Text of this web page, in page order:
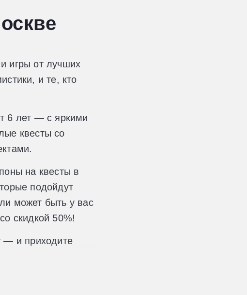
игры от лучших
и те, кто
6 лет — с яркими
квесты со
на квесты в
подойдут
может быть у вас
скидкой 50%!
— и приходите